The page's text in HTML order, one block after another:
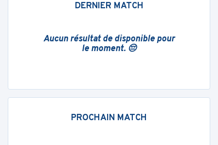
DERNIER MATCH
Aucun résultat de disponible pour
le moment. 😔
PROCHAIN MATCH